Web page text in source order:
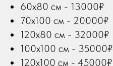
60х80 см - 13000₽
70х100 см - 20000₽
120х80 см - 32000₽
100х100 см - 35000₽
120х100 см - 45000₽